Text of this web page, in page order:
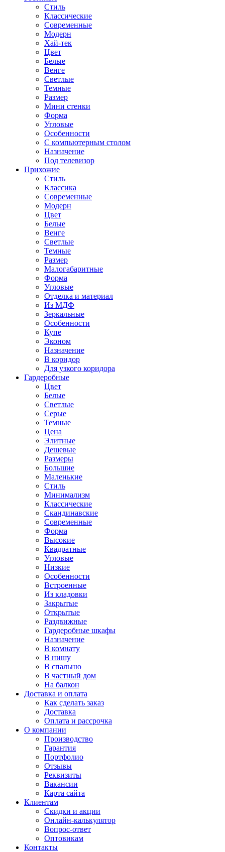
Стиль
Классические
Современные
Модерн
Хай-тек
Цвет
Белые
Венге
Светлые
Темные
Размер
Мини стенки
Форма
Угловые
Особенности
С компьютерным столом
Назначение
Под телевизор
Прихожие
Стиль
Классика
Современные
Модерн
Цвет
Белые
Венге
Светлые
Темные
Размер
Малогабаритные
Форма
Угловые
Отделка и материал
Из МДФ
Зеркальные
Особенности
Купе
Эконом
Назначение
В коридор
Для узкого коридора
Гардеробные
Цвет
Белые
Светлые
Серые
Темные
Цена
Элитные
Дешевые
Размеры
Большие
Маленькие
Стиль
Минимализм
Классические
Скандинавские
Современные
Форма
Высокие
Квадратные
Угловые
Низкие
Особенности
Встроенные
Из кладовки
Закрытые
Открытые
Раздвижные
Гардеробные шкафы
Назначение
В комнату
В нишу
В спальню
В частный дом
На балкон
Доставка и оплата
Как сделать заказ
Доставка
Оплата и рассрочка
О компании
Производство
Гарантия
Портфолио
Отзывы
Реквизиты
Вакансии
Карта сайта
Клиентам
Скидки и акции
Онлайн-калькулятор
Вопрос-ответ
Оптовикам
Контакты